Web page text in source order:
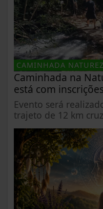
CAMINHADA
Caminhada na
está com
Evento será
trajeto de 12 km